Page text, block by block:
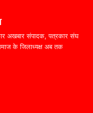
अखबार संपादक, पत्रकार संघ
के जिलाध्यक्ष अब तक